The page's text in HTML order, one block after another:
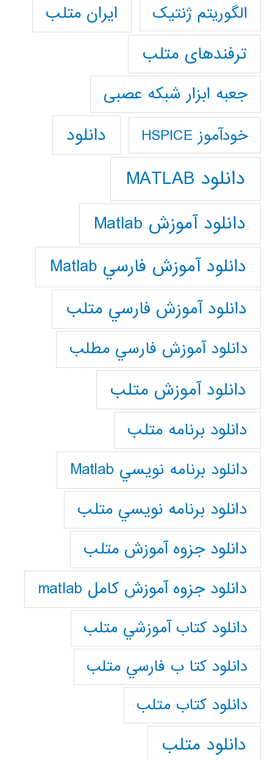
الگوریتم ژنتیک
ایران متلب
ترفندهای متلب
جعبه ابزار شبکه عصبی
خودآموز HSPICE دانلود
دانلود MATLAB
دانلود آموزش Matlab
دانلود آموزش فارسي Matlab
دانلود آموزش فارسي متلب
دانلود آموزش فارسي مطلب
دانلود آموزش متلب
دانلود برنامه متلب
دانلود برنامه نويسي Matlab
دانلود برنامه نويسي متلب
دانلود جزوه آموزش متلب
دانلود جزوه آموزش کامل matlab
دانلود كتاب آموزشي متلب
دانلود كتا ب فارسي متلب
دانلود كتاب متلب
دانلود متلب